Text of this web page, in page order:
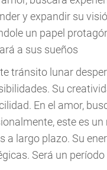
y expandir su
un papel
a sus sueños
tránsito lunar
Su
En el amor,
este es
a largo plazo. Su
Será un